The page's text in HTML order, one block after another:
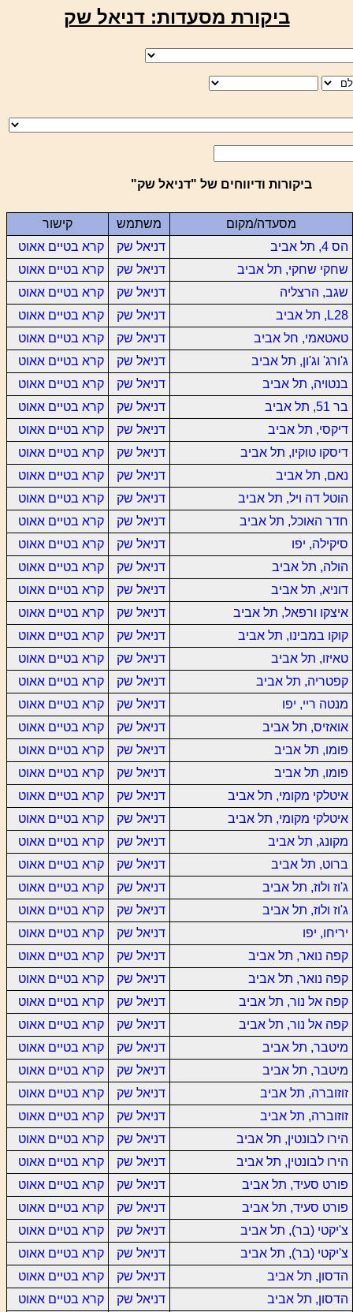
ביקורת מסעדות: דניאל שק
ביקורות ודיווחים של "דניאל שק"
מסעדה/מקום משתמש
קישור
הס 4, תל אביב
דניאל שק
קרא בטיים אאוט
שחקי שחקי, תל אביב
דניאל שק
קרא בטיים אאוט
שגב, הרצליה
דניאל שק
קרא בטיים אאוט
L28, תל אביב
דניאל שק
קרא בטיים אאוט
טאטאמי, חל אביב
דניאל שק
קרא בטיים אאוט
ג'ורג' וג'ון, תל אביב
דניאל שק
קרא בטיים אאוט
בנטויה, תל אביב
דניאל שק
קרא בטיים אאוט
בר 51, תל אביב
דניאל שק
קרא בטיים אאוט
דיקסי, תל אביב
דניאל שק
קרא בטיים אאוט
דיסקו טוקיו, תל אביב
דניאל שק
קרא בטיים אאוט
נאם, תל אביב
דניאל שק
קרא בטיים אאוט
הוטל דה ויל, תל אביב
דניאל שק
קרא בטיים אאוט
חדר האוכל, תל אביב
דניאל שק
קרא בטיים אאוט
סיקילה, יפו
דניאל שק
קרא בטיים אאוט
הולה, תל אביב
דניאל שק
קרא בטיים אאוט
דוניא, תל אביב
דניאל שק
קרא בטיים אאוט
איצקו ורפאל, תל אביב
דניאל שק
קרא בטיים אאוט
קוקו במבינו, תל אביב
דניאל שק
קרא בטיים אאוט
טאיזו, תל אביב
דניאל שק
קרא בטיים אאוט
קפטריה, תל אביב
דניאל שק
קרא בטיים אאוט
מנטה ריי, יפו
דניאל שק
קרא בטיים אאוט
אואזיס, תל אביב
דניאל שק
קרא בטיים אאוט
פומו, תל אביב
דניאל שק
קרא בטיים אאוט
פומו, תל אביב
דניאל שק
קרא בטיים אאוט
איטלקי מקומי, תל אביב
דניאל שק
קרא בטיים אאוט
איטלקי מקומי, תל אביב
דניאל שק
קרא בטיים אאוט
מקונג, תל אביב
דניאל שק
קרא בטיים אאוט
ברוט, תל אביב
דניאל שק
קרא בטיים אאוט
ג'וז ולוז, תל אביב
דניאל שק
קרא בטיים אאוט
ג'וז ולוז, תל אביב
דניאל שק
קרא בטיים אאוט
יריחו, יפו
דניאל שק
קרא בטיים אאוט
קפה נואר, תל אביב
דניאל שק
קרא בטיים אאוט
קפה נואר, תל אביב
דניאל שק
קרא בטיים אאוט
קפה אל נור, תל אביב
דניאל שק
קרא בטיים אאוט
קפה אל נור, תל אביב
דניאל שק
קרא בטיים אאוט
מיטבר, תל אביב
דניאל שק
קרא בטיים אאוט
מיטבר, תל אביב
דניאל שק
קרא בטיים אאוט
זוזוברה, תל אביב
דניאל שק
קרא בטיים אאוט
זוזוברה, תל אביב
דניאל שק
קרא בטיים אאוט
הירו לבונטין, תל אביב
דניאל שק
קרא בטיים אאוט
הירו לבונטין, תל אביב
דניאל שק
קרא בטיים אאוט
פורט סעיד, תל אביב
דניאל שק
קרא בטיים אאוט
פורט סעיד, תל אביב
דניאל שק
קרא בטיים אאוט
צ'יקטי (בר), תל אביב
דניאל שק
קרא בטיים אאוט
צ'יקטי (בר), תל אביב
דניאל שק
קרא בטיים אאוט
הדסון, תל אביב
דניאל שק
קרא בטיים אאוט
הדסון, תל אביב
דניאל שק
קרא בטיים אאוט